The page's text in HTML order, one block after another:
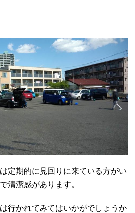
定期的に見回りに来ている方がい
清潔感があります。
行かれてみてはいかがでしょうか